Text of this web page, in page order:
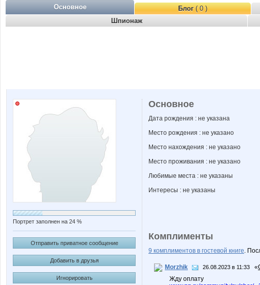
Основное Блог( 0 )
Шпионаж
Портрет заполнен на 24 %
Отправить приватное сообщение
Добавить в друзья
Игнорировать
Основное
Дата рождения : не указана
Место рождения : не указано
Место нахождения : не указано
Место проживания : не указано
Любимые места : не указаны
Интересы : не указаны
Комплименты
9 комплиментов в гостевой книге.
Morzhik 26.08.2023 в 11:33 «
Жду оплату